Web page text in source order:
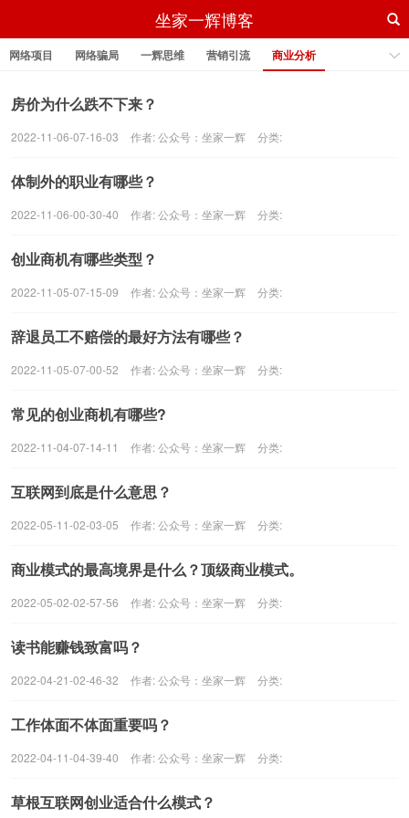
坐家一辉博客
网络项目 网络骗局 一辉思维 营销引流
商业分析
房价为什么跌不下来？
2022-11-06-07-16-03 作者:公众号：坐家一辉 分类:
体制外的职业有哪些？
2022-11-06-00-30-40 作者:公众号：坐家一辉 分类:
创业商机有哪些类型？
2022-11-05-07-15-09 作者:公众号：坐家一辉 分类:
辞退员工不赔偿的最好方法有哪些？
2022-11-05-07-00-52 作者:公众号：坐家一辉 分类:
常见的创业商机有哪些?
2022-11-04-07-14-11 作者:公众号：坐家一辉 分类:
互联网到底是什么意思？
2022-05-11-02-03-05 作者:公众号：坐家一辉 分类:
商业模式的最高境界是什么？顶级商业模式。
2022-05-02-02-57-56 作者:公众号：坐家一辉 分类:
读书能赚钱致富吗？
2022-04-21-02-46-32 作者:公众号：坐家一辉 分类:
工作体面不体面重要吗？
2022-04-11-04-39-40 作者:公众号：坐家一辉 分类:
草根互联网创业适合什么模式？